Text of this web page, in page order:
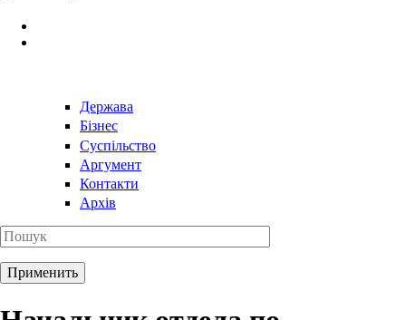
Держава
Бізнес
Суспільство
Аргумент
Контакти
Архів